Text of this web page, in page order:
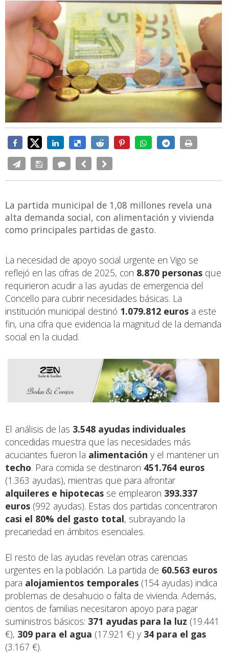
La partida municipal de 1,08 millones revela una
alta demanda social, con alimentación y vivienda
como principales partidas de gasto.
La necesidad de apoyo social urgente en Vigo se
reflejó en las cifras de 2025, con 8.870 personas que
requirieron acudir a las ayudas de emergencia del
Concello para cubrir necesidades básicas. La
institución municipal destinó 1.079.812 euros a este
fin, una cifra que evidencia la magnitud de la demanda
social en la ciudad.
El análisis de las 3.548 ayudas individuales
concedidas muestra que las necesidades más
acuciantes fueron la alimentación y el mantener un
techo. Para comida se destinaron 451.764 euros
(1.363 ayudas), mientras que para afrontar
alquileres e hipotecas se emplearon 393.337
euros (992 ayudas). Estas dos partidas concentraron
casi el 80% del gasto total, subrayando la
precariedad en ámbitos esenciales.
El resto de las ayudas revelan otras carencias
urgentes en la población. La partida de 60.563 euros
para alojamientos temporales (154 ayudas) indica
problemas de desahucio o falta de vivienda. Además,
cientos de familias necesitaron apoyo para pagar
suministros básicos: 371 ayudas para la luz (19.441
€), 309 para el agua (17.921 €) y 34 para el gas
(3.167 €).